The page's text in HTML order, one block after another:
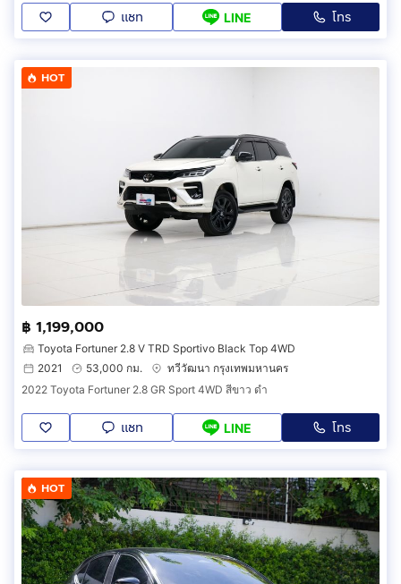
แชท LINE โทร
HOT
฿ 1,199,000
Toyota Fortuner 2.8 V TRD Sportivo Black Top 4WD
2021
53,000 กม.
ทวีวัฒนา กรุงเทพมหานคร
2022 Toyota Fortuner 2.8 GR Sport 4WD สีขาว ดำ
แชท LINE โทร
HOT